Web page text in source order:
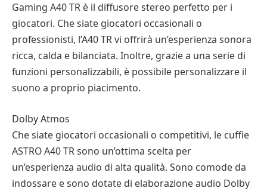
Gaming A40 TR è il diffusore stereo perfetto per i
giocatori. Che siate giocatori occasionali o
professionisti, l’A40 TR vi offrirà un’esperienza sonora
ricca, calda e bilanciata. Inoltre, grazie a una serie di
funzioni personalizzabili, è possibile personalizzare il
suono a proprio piacimento.
Dolby Atmos
Che siate giocatori occasionali o competitivi, le cuffie
ASTRO A40 TR sono un’ottima scelta per
un’esperienza audio di alta qualità. Sono comode da
indossare e sono dotate di elaborazione audio Dolby